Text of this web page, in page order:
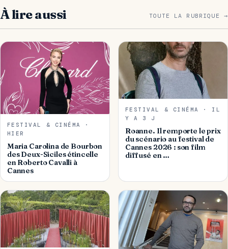
À lire aussi TOUTE LA RUBRIQUE →
FESTIVAL & CINÉMA ·
HIER
Maria Carolina de Bourbon
des Deux-Siciles étincelle
en Roberto Cavalli à
Cannes
FESTIVAL & CINÉMA · IL
Y A 3 J
Roanne. Il remporte le prix
du scénario au festival de
Cannes 2026 : son film
diffusé en …